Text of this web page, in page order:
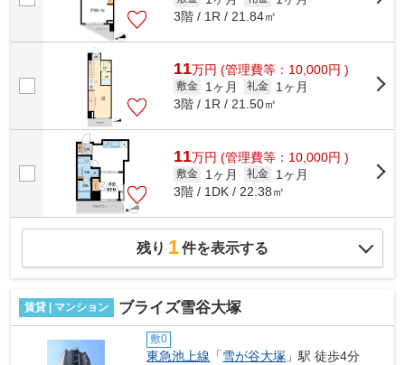
3階 / 1R / 21.84㎡
11万円 (管理費等：10,000円 )
敷金 1ヶ月 礼金
1ヶ月
3階 / 1R / 21.50㎡
11万円 (管理費等：10,000円 )
敷金 1ヶ月 礼金
1ヶ月
3階 / 1DK / 22.38㎡
残り 1件を表示する
賃貸 | マンション ブライズ雪谷大塚
敷0
東急池上線 「雪が谷大塚 」駅 徒歩4分